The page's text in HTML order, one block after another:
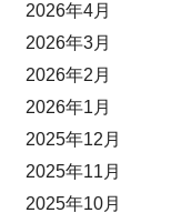
2026年4月
2026年3月
2026年2月
2026年1月
2025年12月
2025年11月
2025年10月